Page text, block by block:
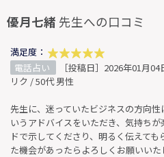
優月七緒 先生への口コミ
満足度：
電話占い
［投稿日］2026年01月04
リク / 50代 男性
先生に、迷っていたビジネスの方向
いうアドバイスをいただき、気持ち
ドで示してくださり、明るく伝えて
た機会があったらよろしくお願いいた